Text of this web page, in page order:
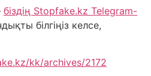
біздің Stopfake.kz Telegram-
білгіңіз келсе,
kk/archives/2172